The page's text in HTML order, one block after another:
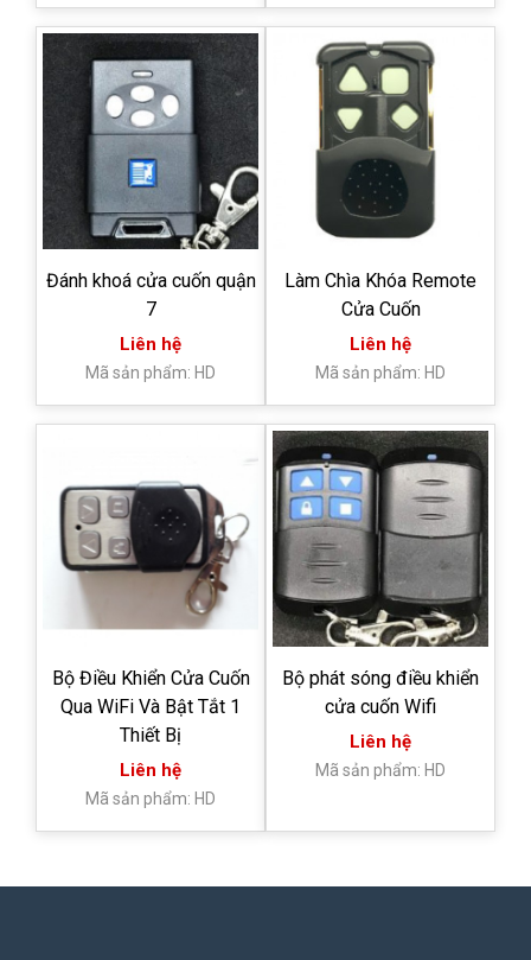
Đánh khoá cửa cuốn quận
7
Liên hệ
Mã sản phẩm: HD
Làm Chìa Khóa Remote
Cửa Cuốn
Liên hệ
Mã sản phẩm: HD
Bộ Điều Khiển Cửa Cuốn
Qua WiFi Và Bật Tắt 1
Thiết Bị
Liên hệ
Mã sản phẩm: HD
Bộ phát sóng điều khiển
cửa cuốn Wifi
Liên hệ
Mã sản phẩm: HD